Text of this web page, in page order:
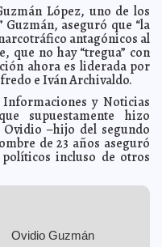
De bajo perfil y entrenado por
de Seguridad del Senado
titular de la CNS Javier W.
de Horcasitas: NO
W. López Madera
el SIDA y VIH Carmen Alicia
de rabia a seres humanos
Claudia Sofía Gómez Infante
López, uno de los
Guzmán, aseguró que “la
antagónicos al
que no hay “tregua” con
ahora es liderada por
e Iván Archivaldo.
y Noticias
supuestamente hizo
–hijo del segundo
de 23 años aseguró
incluso de otros
Ovidio Guzmán